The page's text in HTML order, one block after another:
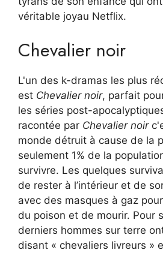
véritable joyau Netflix.
Chevalier noir
L'un des k-dramas les plus
est Chevalier noir, parfait
les séries post-
racontée par Chevalier noir
monde détruit à cause de la
seulement 1% de la
survivre. Les quelques
de rester à l’intérieur et de
avec des masques à gaz
du poison et de mourir. Pour
derniers hommes sur terre
disant « chevaliers livreurs »